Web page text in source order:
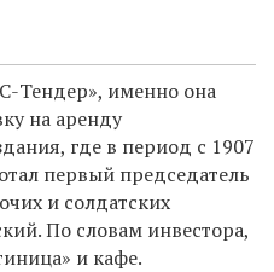
Тендер», именно она
на аренду
где в период с 1907
первый председатель
и солдатских
По словам инвестора,
и кафе.